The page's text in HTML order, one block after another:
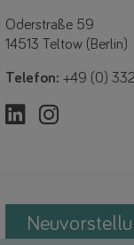
Oderstraße 59
14513 Teltow (Berlin)
Telefon: +49 (0)